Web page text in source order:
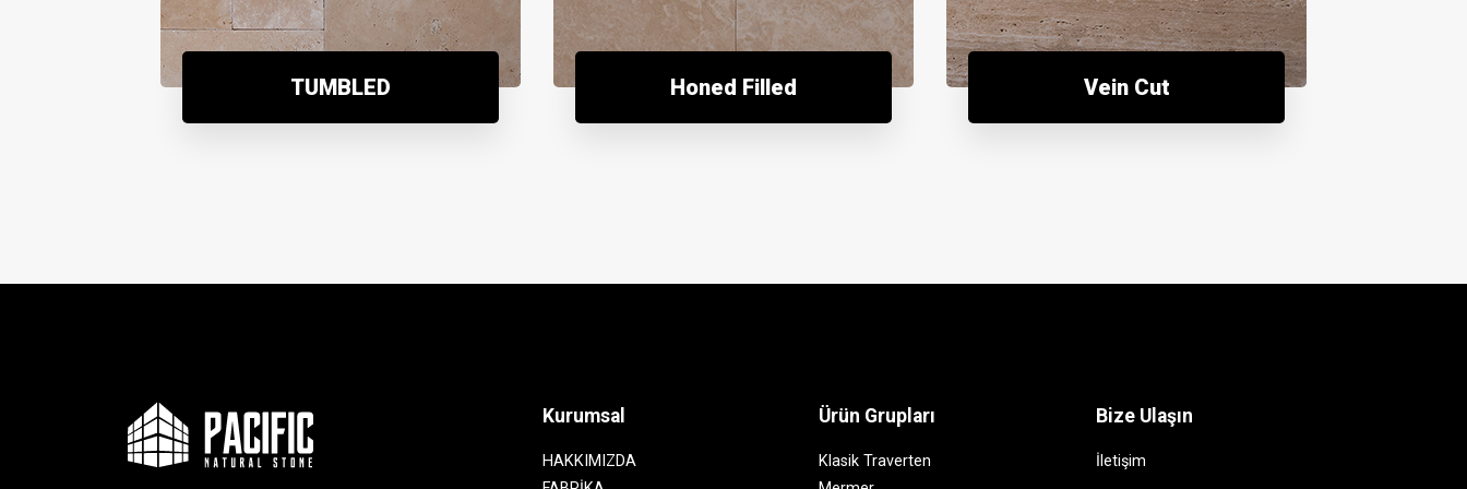
TUMBLED Honed Filled Vein Cut
Kurumsal
HAKKIMIZDA
Ürün Grupları
Klasik Traverten
Bize Ulaşın
İletişim